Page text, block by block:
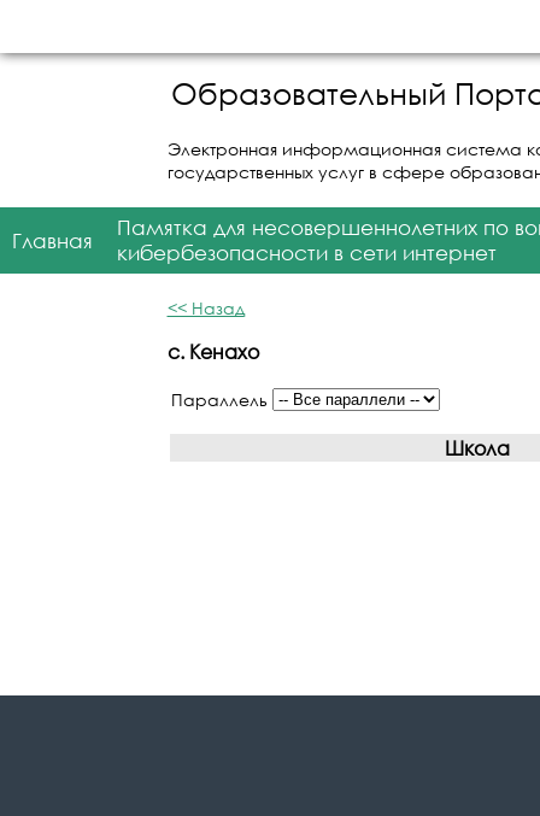
Образовательный
Электронная информационная система
государственных услуг в сфере
Главная
Памятка для несовершеннолетних по
кибербезопасности в сети интернет
<< Назад
с. Кенахо
Параллель
Школа